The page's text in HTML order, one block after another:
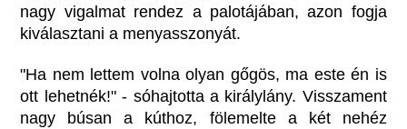
nagy vigalmat rendez a palotájában, azon fogja
kiválasztani a menyasszonyát.
"Ha nem lettem volna olyan gőgös, ma este én is
ott lehetnék!" - sóhajtotta a királylány. Visszament
nagy búsan a kúthoz, fölemelte a két nehéz